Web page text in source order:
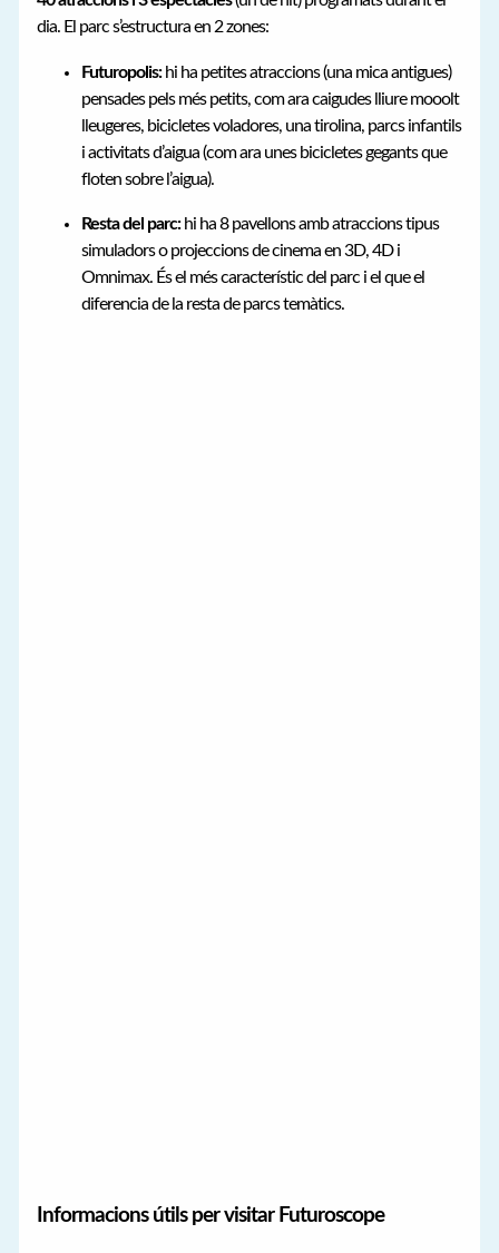
dia. El parc s’estructura en 2 zones:
Futuropolis:hi ha petites atraccions (una mica antigues)
pensades pels més petits, com ara caigudes lliure mooolt
lleugeres, bicicletes voladores, una tirolina, parcs infantils
i activitats d’aigua (com ara unes bicicletes gegants que
floten sobre l’aigua).
Resta del parc:hi ha 8 pavellons amb atraccions tipus
simuladors o projeccions de cinema en 3D, 4D i
Omnimax. És el més característic del parc i el que el
diferencia de la resta de parcs temàtics.
Informacions útils per visitar Futuroscope